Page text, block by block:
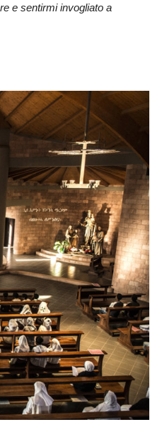
e sentirmi invogliato a
With Your Culture –
Asia. Un simposio online
- 8 Ottobre 2025 0